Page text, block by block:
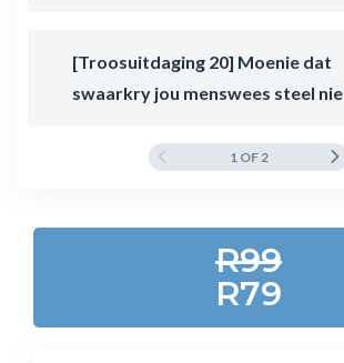
[Troosuitdaging 20] Moenie dat
swaarkry jou menswees steel nie
1 OF 2
R99
R79